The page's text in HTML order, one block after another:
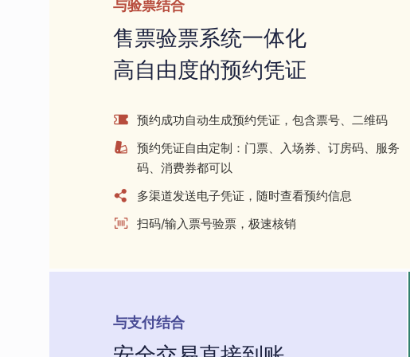
与验票结合
售票验票系统一体化
高自由度的预约凭证
预约成功自动生成预约凭证，包含票号、二维码
预约凭证自由定制：门票、入场券、订房码、服务
码、消费券都可以
多渠道发送电子凭证，随时查看预约信息
扫码/输入票号验票，极速核销
与支付结合